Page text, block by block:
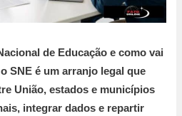
de Educação e como vai
SNE é um arranjo legal que
União, estados e municípios
integrar dados e repartir